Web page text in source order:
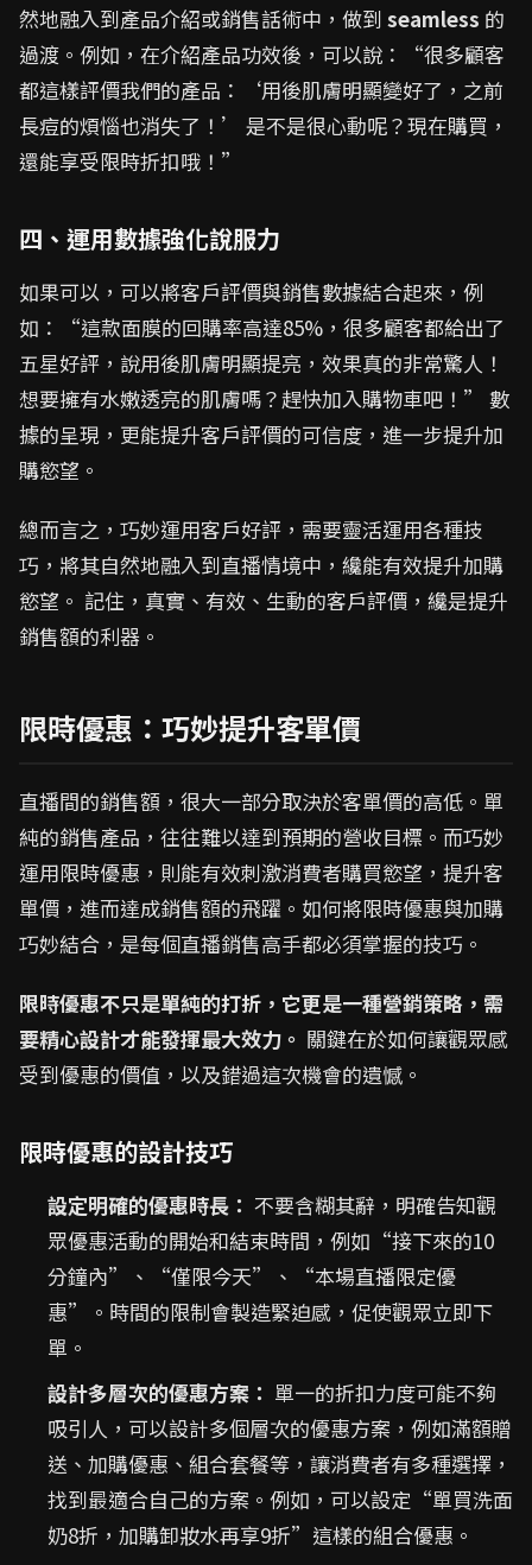
然地融入到產品介紹或銷售話術中，做到 seamless 的
過渡。例如，在介紹產品功效後，可以說：“很多顧客
都這樣評價我們的產品：‘用後肌膚明顯變好了，之前
長痘的煩惱也消失了！’ 是不是很心動呢？現在購買，
還能享受限時折扣哦！”
四、運用數據強化說服力
如果可以，可以將客戶評價與銷售數據結合起來，例
如：“這款面膜的回購率高達85%，很多顧客都給出了
五星好評，說用後肌膚明顯提亮，效果真的非常驚人！
想要擁有水嫩透亮的肌膚嗎？趕快加入購物車吧！” 數
據的呈現，更能提升客戶評價的可信度，進一步提升加
購慾望。
總而言之，巧妙運用客戶好評，需要靈活運用各種技
巧，將其自然地融入到直播情境中，纔能有效提升加購
慾望。 記住，真實、有效、生動的客戶評價，纔是提升
銷售額的利器。
限時優惠：巧妙提升客單價
直播間的銷售額，很大一部分取決於客單價的高低。單
純的銷售產品，往往難以達到預期的營收目標。而巧妙
運用限時優惠，則能有效刺激消費者購買慾望，提升客
單價，進而達成銷售額的飛躍。如何將限時優惠與加購
巧妙結合，是每個直播銷售高手都必須掌握的技巧。
限時優惠不只是單純的打折，它更是一種營銷策略，需
要精心設計才能發揮最大效力。 關鍵在於如何讓觀眾感
受到優惠的價值，以及錯過這次機會的遺憾。
限時優惠的設計技巧
設定明確的優惠時長： 不要含糊其辭，明確告知觀
眾優惠活動的開始和結束時間，例如“接下來的10
分鐘內”、“僅限今天”、“本場直播限定優
惠”。時間的限制會製造緊迫感，促使觀眾立即下
單。
設計多層次的優惠方案： 單一的折扣力度可能不夠
吸引人，可以設計多個層次的優惠方案，例如滿額贈
送、加購優惠、組合套餐等，讓消費者有多種選擇，
找到最適合自己的方案。例如，可以設定“單買洗面
奶8折，加購卸妝水再享9折”這樣的組合優惠。